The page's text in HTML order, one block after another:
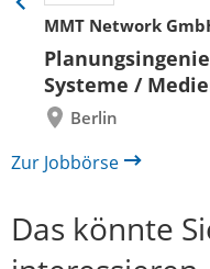
MMT Network
Systeme /
Berlin
Eine
Folie
zurück
Zur Jobbörse
Das könnte